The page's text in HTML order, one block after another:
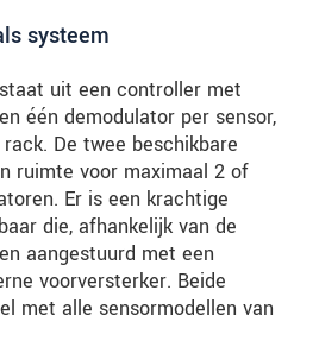
systeem
uit een controller met
één demodulator per sensor,
De twee beschikbare
ruimte voor maximaal 2 of
Er is een krachtige
die, afhankelijk van de
aangestuurd met een
voorversterker. Beide
met alle sensormodellen van